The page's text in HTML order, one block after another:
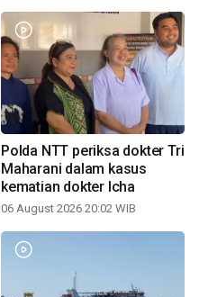
Polda NTT periksa dokter Tri
Maharani dalam kasus
kematian dokter Icha
06 August 2026 20:02 WIB